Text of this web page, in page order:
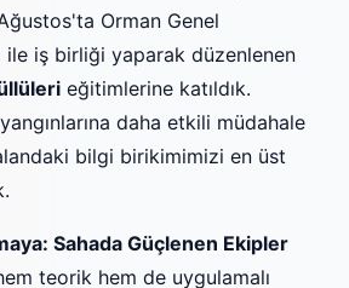
Orman Genel
ile iş birliği yaparak düzenlenen
eğitimlerine katıldık.
daha etkili müdahale
bilgi birikimimizi en üst
Sahada Güçlenen Ekipler
teorik hem de uygulamalı